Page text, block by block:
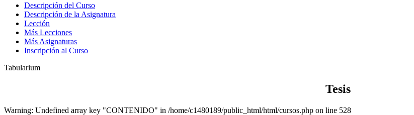
Descripción del Curso
Descripción de la Asignatura
Lección
Más Lecciones
Más Asignaturas
Inscripción al Curso
Tabularium
Tesis
Warning: Undefined array key "CONTENIDO" in /home/c1480189/public_html/html/cursos.php on line 528